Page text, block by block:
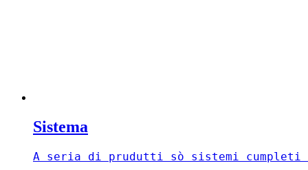
Sistema
A seria di prudutti sò sistemi cumpleti